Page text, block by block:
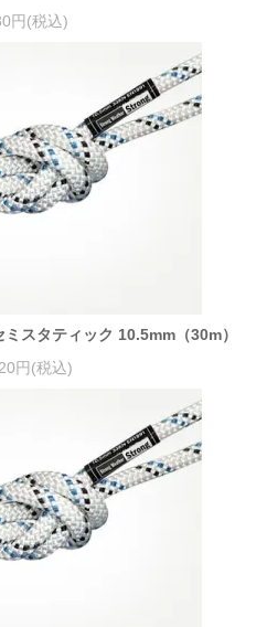
円(税込)
スタティック 10.5mm（30m）
円(税込)